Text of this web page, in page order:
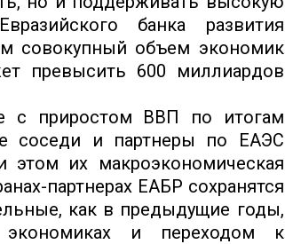
банка развития
совокупный объем экономик
превысить 600 миллиардов
с приростом ВВП по итогам
соседи и партнеры по ЕАЭС
этом их макроэкономическая
партнерах ЕАБР сохранятся
как в предыдущие годы,
экономиках и переходом к